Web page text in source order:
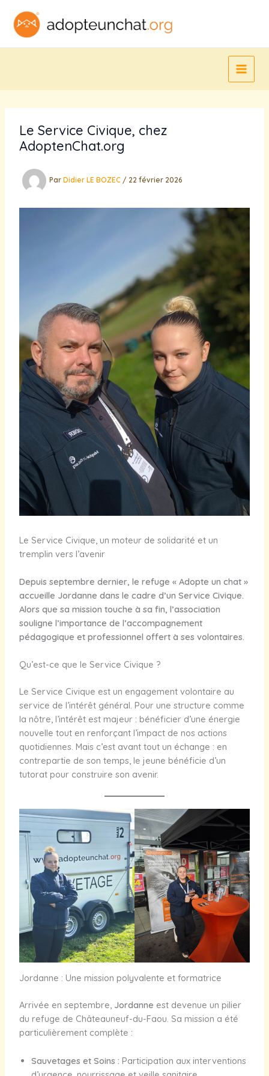
contenu
Le Service Civique, chez
AdoptenChat.org
Par Didier LE BOZEC / 22 février 2026
Le Service Civique, un moteur de solidarité et un
tremplin vers l’avenir
Depuis septembre dernier, le refuge « Adopte un chat »
accueille Jordanne dans le cadre d’un Service Civique.
Alors que sa mission touche à sa fin, l’association
souligne l’importance de l’accompagnement
pédagogique et professionnel offert à ses volontaires.
Qu’est-ce que le Service Civique ?
Le Service Civique est un engagement volontaire au
service de l’intérêt général. Pour une structure comme
la nôtre, l’intérêt est majeur : bénéficier d’une énergie
nouvelle tout en renforçant l’impact de nos actions
quotidiennes. Mais c’est avant tout un échange : en
contrepartie de son temps, le jeune bénéficie d’un
tutorat pour construire son avenir.
Jordanne : Une mission polyvalente et formatrice
Arrivée en septembre, Jordanne est devenue un pilier
du refuge de Châteauneuf-du-Faou. Sa mission a été
particulièrement complète :
Sauvetages et Soins : Participation aux interventions